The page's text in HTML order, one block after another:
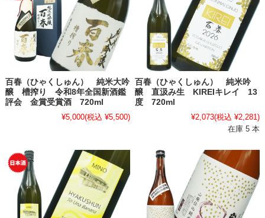
百春（ひゃくしゅん） 純米大吟
醸 槽搾り 令和8年全国新酒鑑
評会 金賞受賞酒 720ml
¥5,000(税込 ¥5,500)
百春（ひゃくしゅん） 純米吟
醸 直汲み生 KIREIキレイ 13
度 720ml
¥2,073(税込 ¥2,281)
在庫 5 本